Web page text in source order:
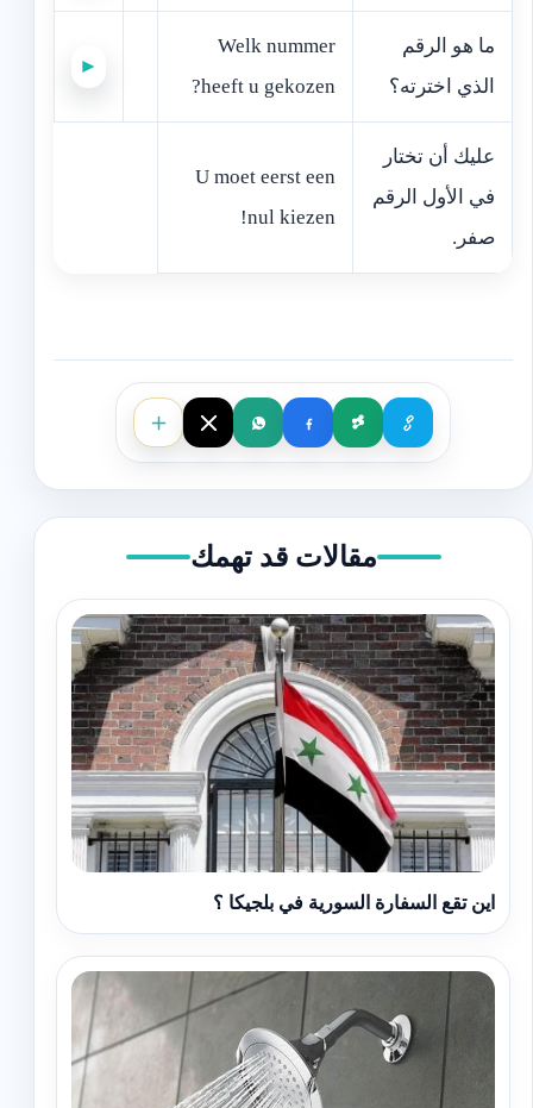
‫ما هو الرقم
الذي اخترته؟‬
Welk nummer
heeft u gekozen?
►
‫عليك أن تختار
في الأول الرقم
صفر.‬
U moet eerst een
nul kiezen!
مقالات قد تهمك
اين تقع السفارة السورية في بلجيكا ؟